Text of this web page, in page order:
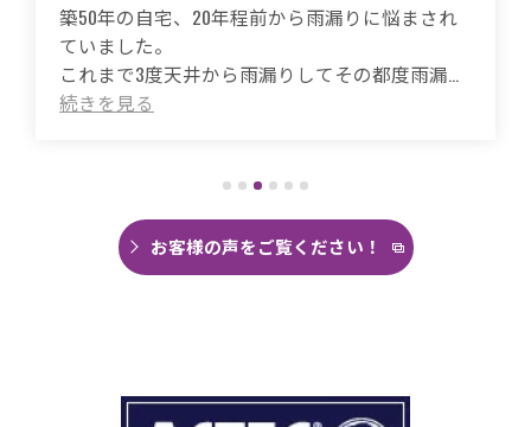
築50年の自宅、20年程前から雨漏りに悩まされ
ていました。
これまで3度天井から雨漏りしてその都度雨漏り
箇所は修繕してもらいましたがスッキリ直った
がなく雨の日は憂鬱で仕方ありませんでした。
今回は絶対に原因を特定して修繕してほしいと
思い毎日口コミを見て井澤産業さんにたどり着
くことができました。
お客様の声をご覧ください！